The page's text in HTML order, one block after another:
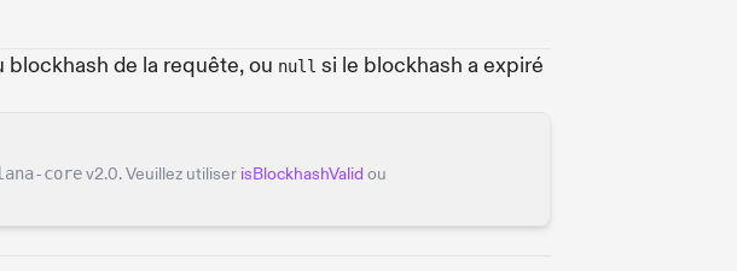
de la requête, ou null si le blockhash a expiré
corev2.0. Veuillez utiliser isBlockhashValid ou